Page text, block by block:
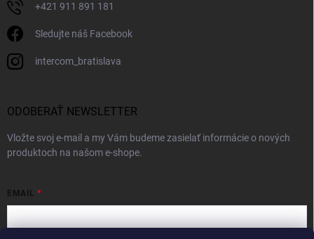
+421 911 891 181
Sledujte náš Facebook
intercom_bratislava
ODOBERAŤ NEWSLETTER
Vložte svoj e-mail a my Vám budeme zasielať informácie o nových
produktoch na našom e-shope.
EMAIL